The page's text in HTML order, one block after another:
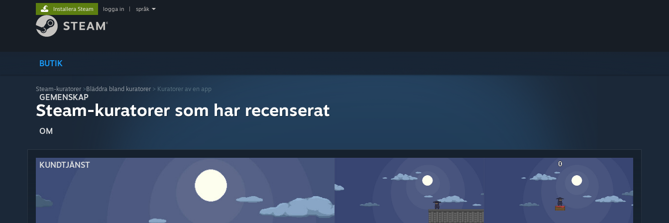
BUTIK
GEMENSKAP
OM
KUNDTJÄNST
Installera Steam logga in språk
Steam-kuratorer >Bläddra bland kuratorer > Kuratorer av en app
Steam-kuratorer som har recenserat